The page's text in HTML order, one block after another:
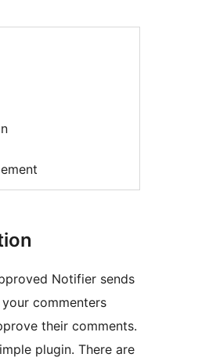
Notifier sends
commenters
their comments.
plugin. There are